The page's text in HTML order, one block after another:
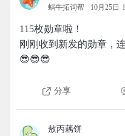
蜗牛拓词帮 10月25日
115枚勋章啦！
刚刚收到新发的勋章，
😎😎😎
分享
敖丙藕饼